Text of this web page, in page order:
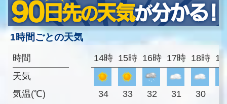
1時間ごとの天気
時間
天気
気温(℃)
14時 15時 16時 17時 18時
34 33 32 31 30